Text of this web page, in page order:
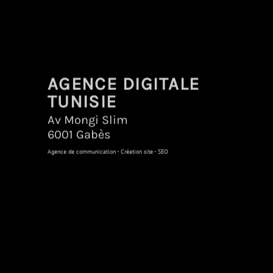
AGENCE DIGITALE
TUNISIE
Av Mongi Slim
6001 Gabès
Agence de communication - Création site - SEO